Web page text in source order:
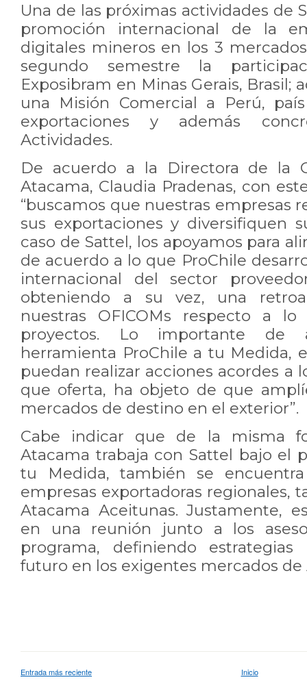
Una de las próximas actividades de
promoción internacional de la
digitales mineros en los 3
segundo semestre la
Exposibram en Minas Gerais, Brasil;
una Misión Comercial a Perú,
exportaciones y además
Actividades.
De acuerdo a la Directora de la
Atacama, Claudia Pradenas, con
“buscamos que nuestras empresas
sus exportaciones y diversifiquen
caso de Sattel, los apoyamos para
de acuerdo a lo que ProChile
internacional del sector
obteniendo a su vez, una
nuestras OFICOMs respecto a
proyectos. Lo importante de
herramienta ProChile a tu Medida,
puedan realizar acciones acordes a
que oferta, ha objeto de que
mercados de destino en el exterior”.
Cabe indicar que de la misma
Atacama trabaja con Sattel bajo el
tu Medida, también se
empresas exportadoras regionales,
Atacama Aceitunas. Justamente,
en una reunión junto a los
programa, definiendo
futuro en los exigentes mercados de
Entrada más reciente Inicio